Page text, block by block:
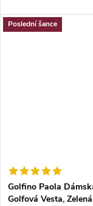
Poslední šance
Golfino Paola
Golfová Vesta, Zelená